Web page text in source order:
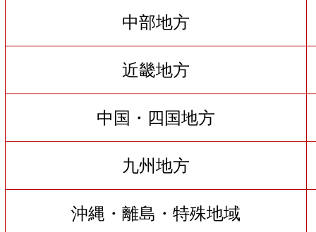
中部地方
近畿地方
中国・四国地方
九州地方
沖縄・離島・特殊地域